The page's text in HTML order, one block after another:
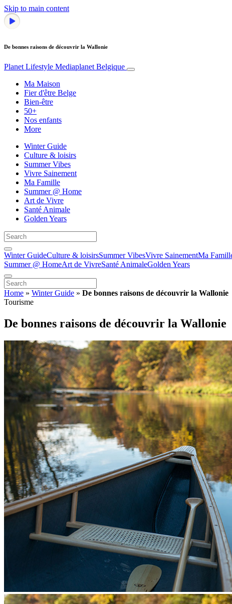
Skip to main content
De bonnes raisons de découvrir la Wallonie
Planet Lifestyle Mediaplanet Belgique
Ma Maison
Fier d'être Belge
Bien-être
50+
Nos enfants
More
Winter Guide
Culture & loisirs
Summer Vibes
Vivre Sainement
Ma Famille
Summer @ Home
Art de Vivre
Santé Animale
Golden Years
Winter GuideCulture & loisirsSummer VibesVivre SainementMa
Summer @ HomeArt de VivreSanté AnimaleGolden Years
Home » Winter Guide » De bonnes raisons de découvrir la Wallonie
Tourisme
De bonnes raisons de découvrir la Wallonie